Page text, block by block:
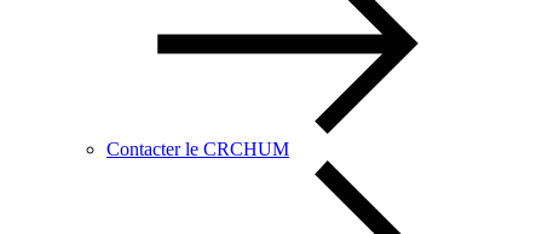
Contacter le CRCHUM